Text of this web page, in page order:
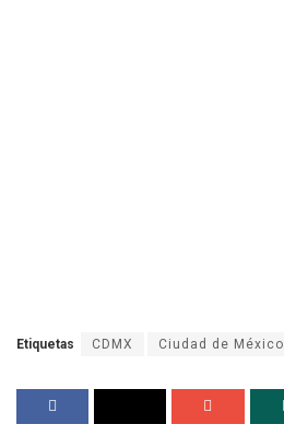
Etiquetas CDMX Ciudad de México